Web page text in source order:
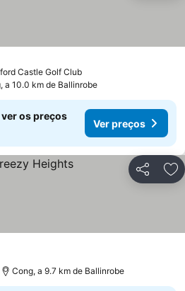
Castle Golf Club
a 10.0 km de Ballinrobe
os preços
Ver preços
Partilhar
Cong, a 9.7 km de Ballinrobe